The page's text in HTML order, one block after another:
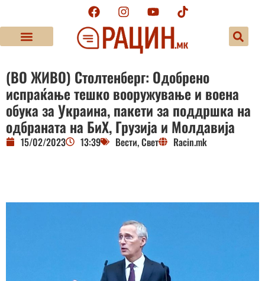
(ВО ЖИВО) Столтенберг: Одобрено
испраќање тешко вооружување и воена
обука за Украина, пакети за поддршка на
одбраната на БиХ, Грузија и Молдавија
15/02/2023 13:39 Вести,Свет Racin.mk